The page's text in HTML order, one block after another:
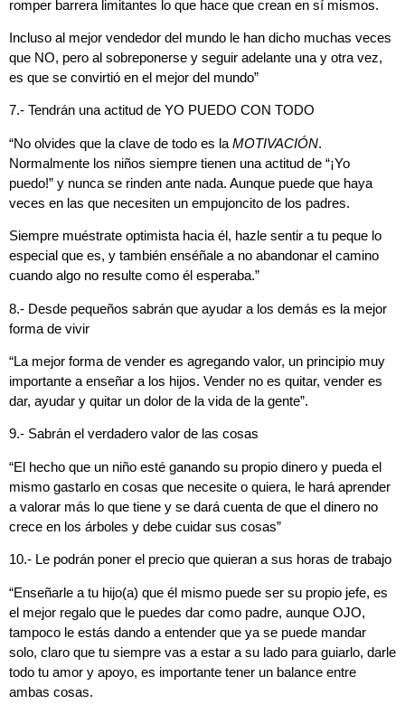
romper barrera limitantes lo que hace que crean en sí mismos.
Incluso al mejor vendedor del mundo le han dicho muchas veces
que NO, pero al sobreponerse y seguir adelante una y otra vez,
es que se convirtió en el mejor del mundo”
7.- Tendrán una actitud de YO PUEDO CON TODO
“No olvides que la clave de todo es la MOTIVACIÓN.
Normalmente los niños siempre tienen una actitud de “¡Yo
puedo!” y nunca se rinden ante nada. Aunque puede que haya
veces en las que necesiten un empujoncito de los padres.
Siempre muéstrate optimista hacia él, hazle sentir a tu peque lo
especial que es, y también enséñale a no abandonar el camino
cuando algo no resulte como él esperaba.”
8.- Desde pequeños sabrán que ayudar a los demás es la mejor
forma de vivir
“La mejor forma de vender es agregando valor, un principio muy
importante a enseñar a los hijos. Vender no es quitar, vender es
dar, ayudar y quitar un dolor de la vida de la gente”.
9.- Sabrán el verdadero valor de las cosas
“El hecho que un niño esté ganando su propio dinero y pueda el
mismo gastarlo en cosas que necesite o quiera, le hará aprender
a valorar más lo que tiene y se dará cuenta de que el dinero no
crece en los árboles y debe cuidar sus cosas”
10.- Le podrán poner el precio que quieran a sus horas de trabajo
“Enseñarle a tu hijo(a) que él mismo puede ser su propio jefe, es
el mejor regalo que le puedes dar como padre, aunque OJO,
tampoco le estás dando a entender que ya se puede mandar
solo, claro que tu siempre vas a estar a su lado para guiarlo, darle
todo tu amor y apoyo, es importante tener un balance entre
ambas cosas.